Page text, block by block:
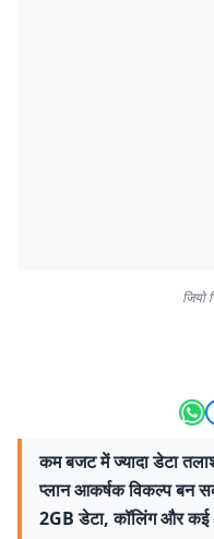
जियो
कम बजट में ज्यादा डेटा
प्लान आकर्षक विकल्प बन
2GB डेटा, कॉलिंग और कई